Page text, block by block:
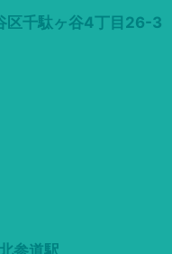
区千駄ヶ谷4丁目26-3
参道駅